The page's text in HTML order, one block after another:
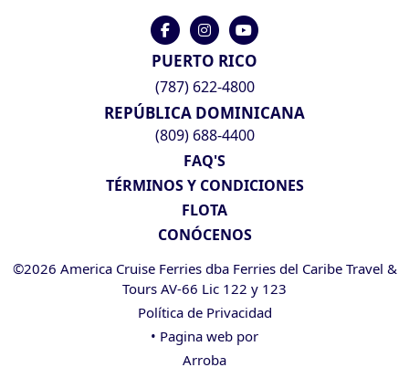
PUERTO RICO
(787) 622-4800
REPÚBLICA DOMINICANA
(809) 688-4400
FAQ'S
TÉRMINOS Y CONDICIONES
FLOTA
CONÓCENOS
©2026 America Cruise Ferries dba Ferries del Caribe Travel &
Tours AV-66 Lic 122 y 123
Política de Privacidad
• Pagina web por
Arroba